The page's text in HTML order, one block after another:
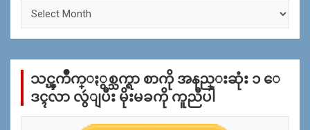
က္
န္
သင္ၾကိဳက္ႏွစ္သက္ရာ စာကို အနည္းဆုံး ၁ ေ
ဒၚလာ လွဴျပီး မိုးမခကို ကူညီပါ